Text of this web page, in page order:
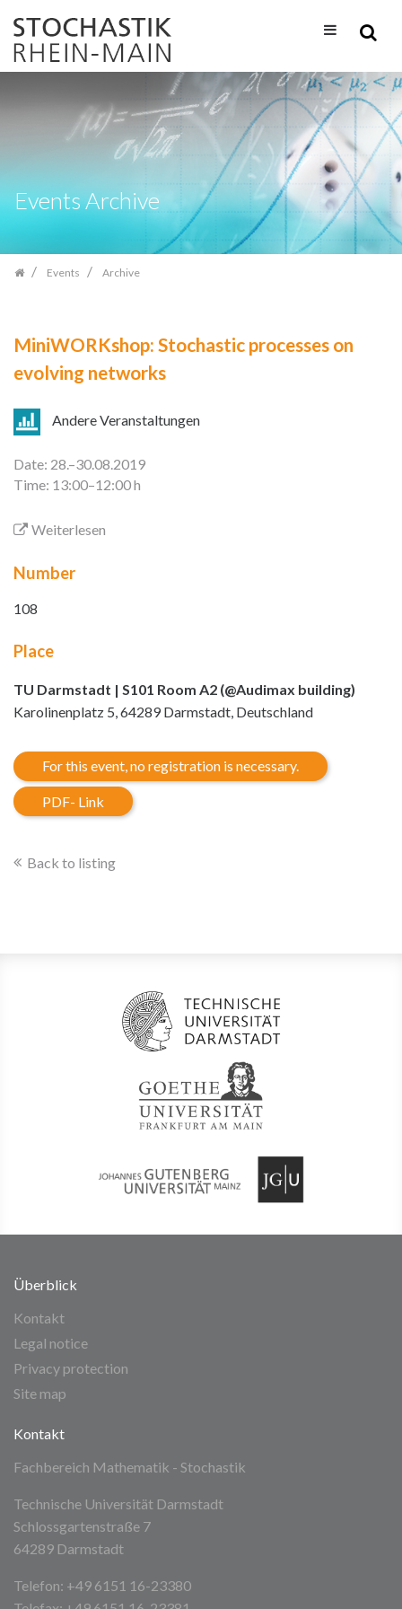
navigation
Events Archive
Events Archive
MiniWORKshop: Stochastic processes on
evolving networks
Andere Veranstaltungen
Date: 28.–30.08.2019
Time: 13:00–12:00 h
Weiterlesen
Number
108
Place
TU Darmstadt | S101 Room A2 (@Audimax building)
Karolinenplatz 5, 64289 Darmstadt, Deutschland
For this event, no registration is necessary.
PDF- Link
Back to listing
Überblick
Kontakt
Legal notice
Privacy protection
Site map
Kontakt
Fachbereich Mathematik - Stochastik
Technische Universität Darmstadt
Schlossgartenstraße 7
64289 Darmstadt
Telefon: +49 6151 16-23380